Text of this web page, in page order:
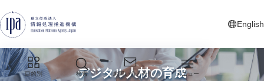
English
新しいタ
目的別 検索 お問い合わせ メニュー
デジタル人材の育成